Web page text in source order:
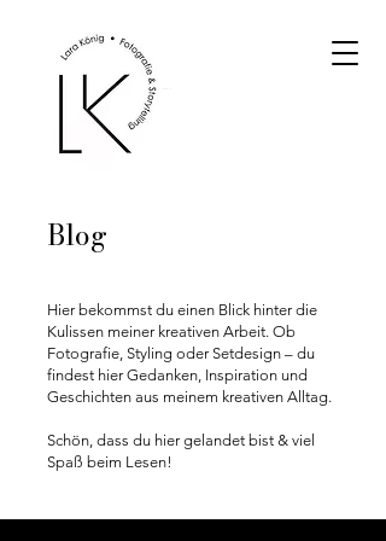
Blog
Hier bekommst du einen Blick hinter die
Kulissen meiner kreativen Arbeit. Ob
Fotografie, Styling oder Setdesign – du
findest hier Gedanken, Inspiration und
Geschichten aus meinem kreativen Alltag.
Schön, dass du hier gelandet bist & viel
Spaß beim Lesen!